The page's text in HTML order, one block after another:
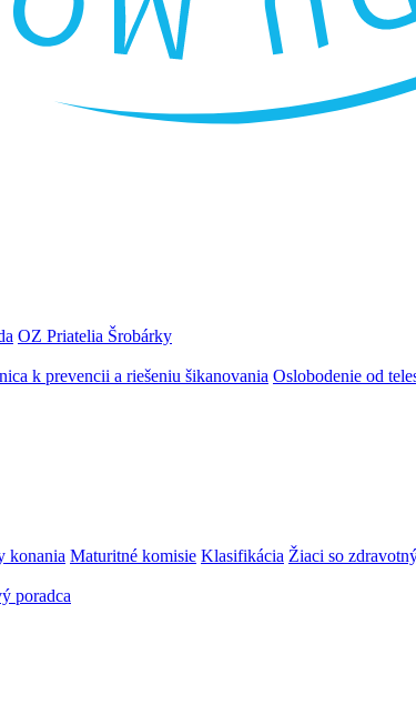
OZ Priatelia Šrobárky
k prevencii a riešeniu šikanovania Oslobodenie od
konania Maturitné komisie Klasifikácia Žiaci so
poradca